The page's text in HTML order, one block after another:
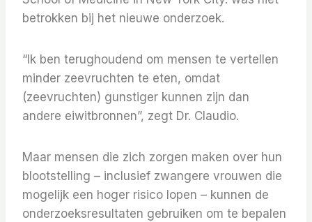
betrokken bij het nieuwe onderzoek.
“Ik ben terughoudend om mensen te vertellen
minder zeevruchten te eten, omdat
(zeevruchten) gunstiger kunnen zijn dan
andere eiwitbronnen”, zegt Dr. Claudio.
Maar mensen die zich zorgen maken over hun
blootstelling – inclusief zwangere vrouwen die
mogelijk een hoger risico lopen – kunnen de
onderzoeksresultaten gebruiken om te bepalen